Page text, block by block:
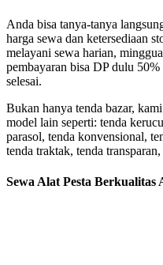
Anda bisa tanya-tanya
harga sewa dan ketersediaan
melayani sewa harian,
pembayaran bisa DP dulu
selesai.
Bukan hanya tenda bazar,
model lain seperti: tenda
parasol, tenda konvensional,
tenda traktak, tenda
Sewa Alat Pesta Berkualitas